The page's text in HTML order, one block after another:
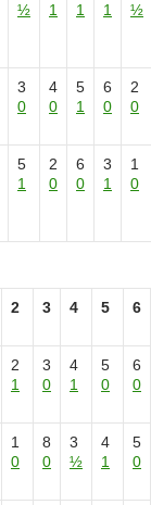
½
1
1
1
½
3
0
4
0
5
1
6
0
2
0
5
1
2
0
6
0
3
1
1
0
2 3 4 5 6
2
1
3
0
4
1
5
0
6
0
1
0
8
0
3
½
4
1
5
0